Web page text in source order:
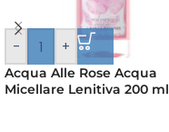
- +
Acqua Alle Rose Acqua
Micellare Lenitiva 200 ml